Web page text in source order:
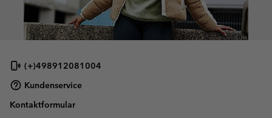
(+)498912081004
Kundenservice
Kontaktformular